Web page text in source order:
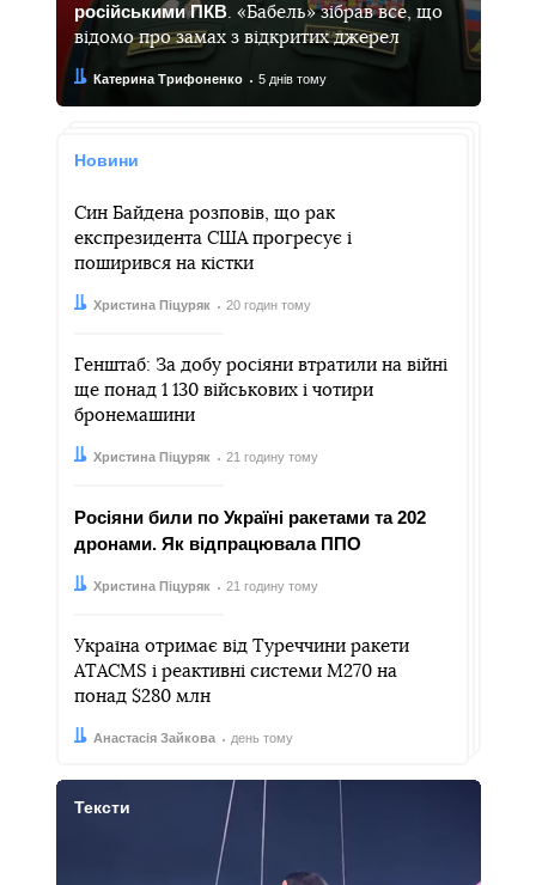
російськими ПКВ. «Бабель» зібрав все, що
відомо про замах з відкритих джерел
Автор:Катерина Трифоненко
Дата: 5 днів тому
Новини
Син Байдена розповів, що рак
експрезидента CША прогресує і
поширився на кістки
Автор:
Христина Піцуряк
Дата: 20 годин тому
Генштаб: За добу росіяни втратили на війні
ще понад 1 130 військових і чотири
бронемашини
Автор:
Христина Піцуряк
Дата: 21 годину тому
Росіяни били по Україні ракетами та 202
дронами. Як відпрацювала ППО
Автор:
Христина Піцуряк
Дата: 21 годину тому
Україна отримає від Туреччини ракети
ATACMS і реактивні системи M270 на
понад $280 млн
Автор:
Анастасія Зайкова
Дата: день тому
Тексти